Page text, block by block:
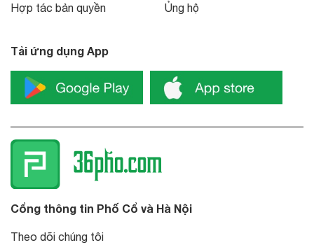
Hợp tác bản quyền Ủng hộ
Tải ứng dụng App
Cổng thông tin Phố Cổ và Hà Nội
Theo dõi chúng tôi